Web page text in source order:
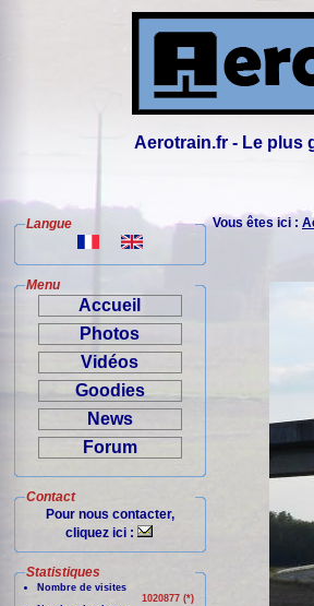
Aerotrain.fr - Le plus
Langue
Menu
Accueil
Photos
Vidéos
Goodies
News
Forum
Contact
Pour nous contacter,
cliquez ici :
Statistiques
Nombre de visites
1020877 (*)
Vous êtes ici :